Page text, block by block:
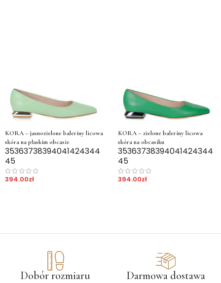
KORA – jasnozielone baleriny licowa
skóra na płaskim obcasie
35363738394041424344
45
394.00zł
KORA – zielone baleriny licowa
skóra na obcasiku
35363738394041424344
45
394.00zł
Dobór rozmiaru Darmowa dostawa